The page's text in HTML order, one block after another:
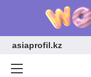
asiaprofil.kz